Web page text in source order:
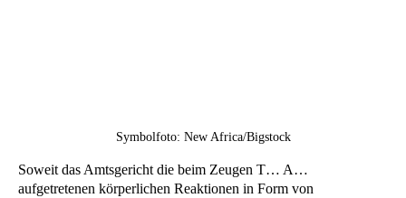
Symbolfoto: New Africa/Bigstock
Soweit das Amtsgericht die beim Zeugen T… A…
aufgetretenen körperlichen Reaktionen in Form von